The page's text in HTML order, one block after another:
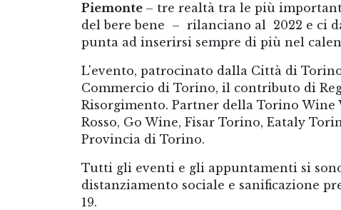
Piemonte – tre realtà tra le più
del bere bene – rilanciano al 2022 e ci
punta ad inserirsi sempre di più nel
L'evento, patrocinato dalla Città di
Commercio di Torino, il contributo di
Risorgimento. Partner della Torino Wine
Rosso, Go Wine, Fisar Torino, Eataly
Provincia di Torino.
Tutti gli eventi e gli appuntamenti si
distanziamento sociale e sanificazione
19.